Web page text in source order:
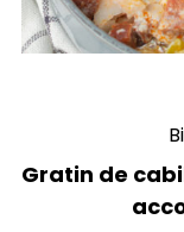
Gratin de